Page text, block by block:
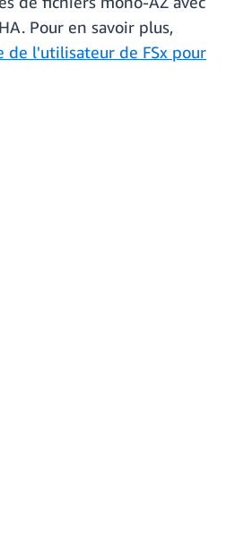
Pour en savoir plus,
de l'utilisateur de FSx pour